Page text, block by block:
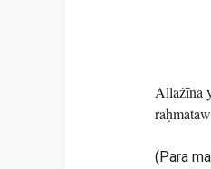
Allażīna
(Para